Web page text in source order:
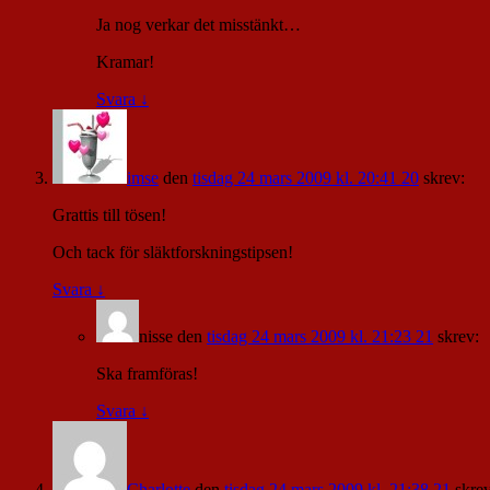
Ja nog verkar det misstänkt…
Kramar!
Svara ↓
imse den tisdag 24 mars 2009 kl. 20:41 20 skrev:
Grattis till tösen!
Och tack för släktforskningstipsen!
Svara ↓
nisse den tisdag 24 mars 2009 kl. 21:23 21 skrev:
Ska framföras!
Svara ↓